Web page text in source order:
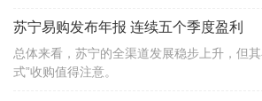
的有WordPress, Strikingly, Wix，上线了，
苏宁易购发布年报 连续五个季度盈利
总体来看，苏宁的全渠道发展稳步上升，但
式”收购值得注意。